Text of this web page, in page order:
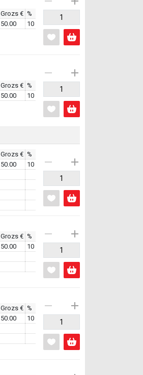
Grozs € %
50.00 10
Grozs € %
50.00 10
Grozs € %
50.00
10
Grozs € %
50.00
10
Grozs € %
50.00
10